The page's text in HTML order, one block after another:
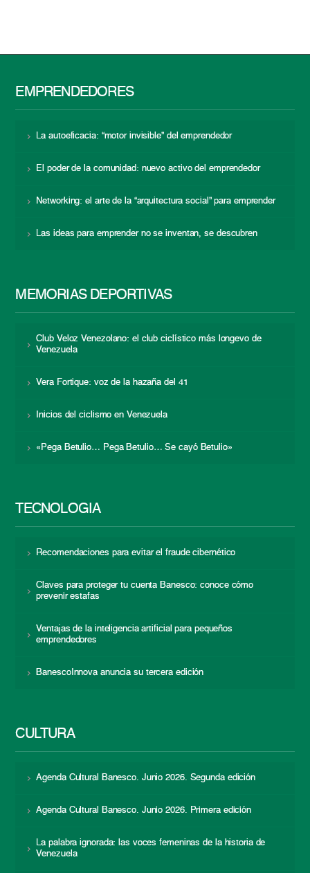
EMPRENDEDORES
La autoeficacia: “motor invisible” del emprendedor
El poder de la comunidad: nuevo activo del emprendedor
Networking: el arte de la “arquitectura social” para emprender
Las ideas para emprender no se inventan, se descubren
MEMORIAS DEPORTIVAS
Club Veloz Venezolano: el club ciclístico más longevo de
Venezuela
Vera Fortique: voz de la hazaña del 41
Inicios del ciclismo en Venezuela
«Pega Betulio… Pega Betulio… Se cayó Betulio»
TECNOLOGÍA
Recomendaciones para evitar el fraude cibernético
Claves para proteger tu cuenta Banesco: conoce cómo
prevenir estafas
Ventajas de la inteligencia artificial para pequeños
emprendedores
BanescoInnova anuncia su tercera edición
CULTURA
Agenda Cultural Banesco. Junio 2026. Segunda edición
Agenda Cultural Banesco. Junio 2026. Primera edición
La palabra ignorada: las voces femeninas de la historia de
Venezuela